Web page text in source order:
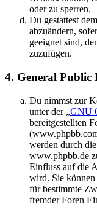
oder zu sperren.
Du gestattest
abzuändern,
geeignet sind,
zuzufügen.
4. General Public
Du nimmst zur
unter der „GNU
bereitgestellten
werden durch
www.phpbb.de
Einfluss auf die
wird. Sie können
für bestimmte
fremder Foren